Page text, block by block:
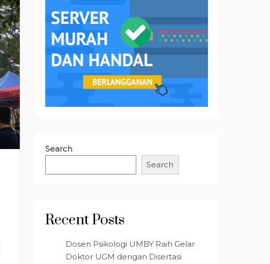
Search
Search
Recent Posts
Dosen Psikologi UMBY Raih Gelar
Doktor UGM dengan Disertasi